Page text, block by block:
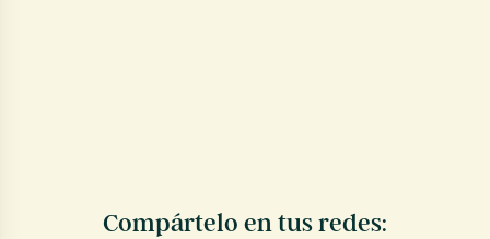
Compártelo en tus redes: